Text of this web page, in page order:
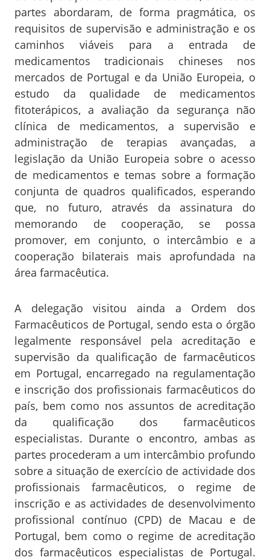
partes abordaram, de forma pragmática, os
requisitos de supervisão e administração e os
caminhos viáveis para a entrada de
medicamentos tradicionais chineses nos
mercados de Portugal e da União Europeia, o
estudo da qualidade de medicamentos
fitoterápicos, a avaliação da segurança não
clínica de medicamentos, a supervisão e
administração de terapias avançadas, a
legislação da União Europeia sobre o acesso
de medicamentos e temas sobre a formação
conjunta de quadros qualificados, esperando
que, no futuro, através da assinatura do
memorando de cooperação, se possa
promover, em conjunto, o intercâmbio e a
cooperação bilaterais mais aprofundada na
área farmacêutica.
A delegação visitou ainda a Ordem dos
Farmacêuticos de Portugal, sendo esta o órgão
legalmente responsável pela acreditação e
supervisão da qualificação de farmacêuticos
em Portugal, encarregado na regulamentação
e inscrição dos profissionais farmacêuticos do
país, bem como nos assuntos de acreditação
da qualificação dos farmacêuticos
especialistas. Durante o encontro, ambas as
partes procederam a um intercâmbio profundo
sobre a situação de exercício de actividade dos
profissionais farmacêuticos, o regime de
inscrição e as actividades de desenvolvimento
profissional contínuo (CPD) de Macau e de
Portugal, bem como o regime de acreditação
dos farmacêuticos especialistas de Portugal.